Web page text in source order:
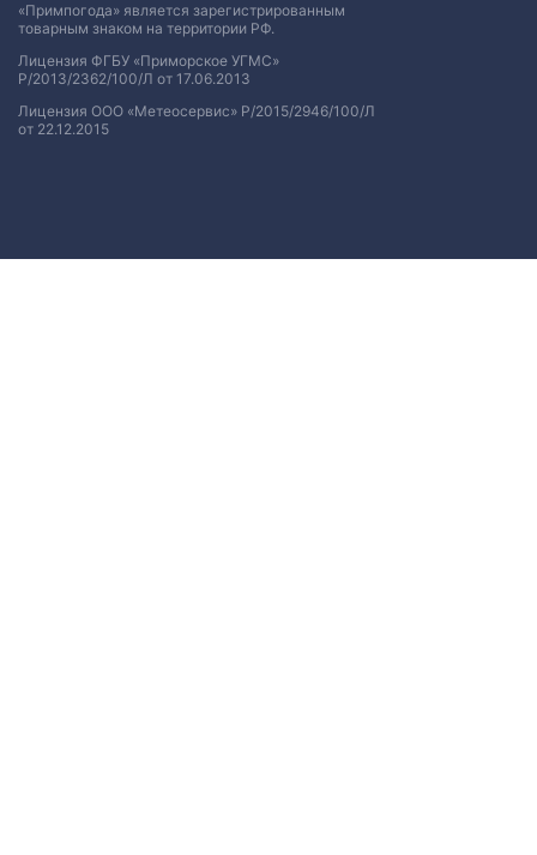
«Примпогода» является зарегистрированным
товарным знаком на территории РФ.
Лицензия ФГБУ «Приморское УГМС»
Р/2013/2362/100/Л от 17.06.2013
Лицензия ООО «Метеосервис» Р/2015/2946/100/Л
от 22.12.2015